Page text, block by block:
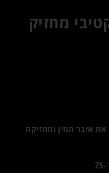
מחזיק
איבר המין ומחזיקה